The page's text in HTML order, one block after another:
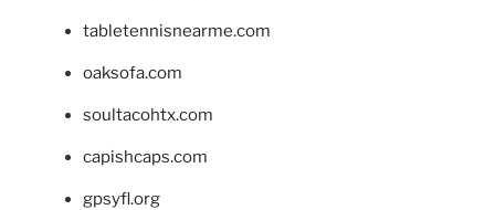
tabletennisnearme.com
oaksofa.com
soultacohtx.com
capishcaps.com
gpsyfl.org